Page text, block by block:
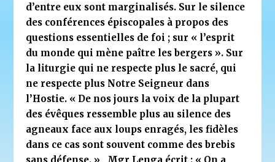
d’entre eux sont marginalisés. Sur le silence
des conférences épiscopales à propos des
questions essentielles de foi ; sur « l’esprit
du monde qui mène paître les bergers ». Sur
la liturgie qui ne respecte plus le sacré, qui
ne respecte plus Notre Seigneur dans
l’Hostie. « De nos jours la voix de la plupart
des évêques ressemble plus au silence des
agneaux face aux loups enragés, les fidèles
dans ce cas sont souvent comme des brebis